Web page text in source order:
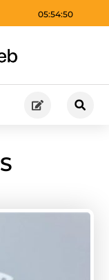
05:54:51